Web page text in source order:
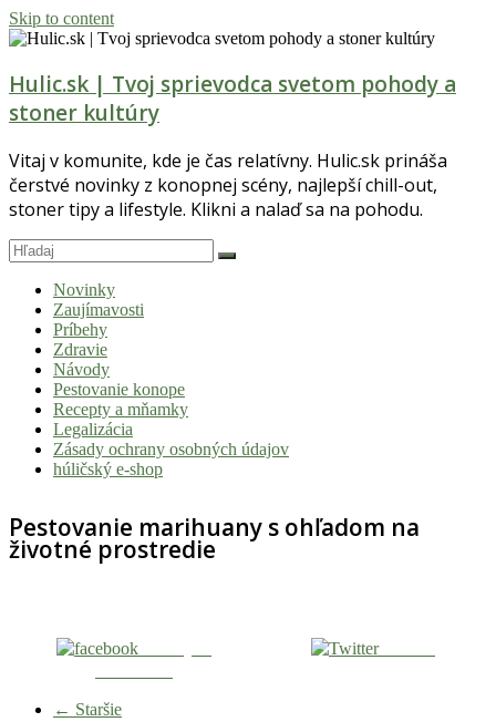
Skip to content
Hulic.sk | Tvoj sprievodca svetom pohody a
stoner kultúry
Vitaj v komunite, kde je čas relatívny. Hulic.sk prináša
čerstvé novinky z konopnej scény, najlepší chill-out,
stoner tipy a lifestyle. Klikni a nalaď sa na pohodu.
Novinky
Zaujímavosti
Príbehy
Zdravie
Návody
Pestovanie konope
Recepty a mňamky
Legalizácia
Zásady ochrany osobných údajov
húličský e-shop
Pestovanie marihuany s ohľadom na
životné prostredie
Tweetni
← Staršie